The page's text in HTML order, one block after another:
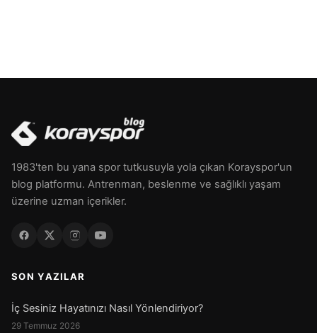
1983'ten bu yana spor tutkusuyla yola çıkan Korayspor'un
blog platformu. Antrenman, beslenme ve sağlıklı yaşam
üzerine uzman içerikler.
SON YAZILAR
İç Sesiniz Hayatınızı Nasıl Yönlendiriyor?
29 Temmuz 2026